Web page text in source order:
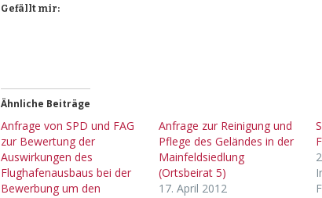
Gefällt mir:
Ähnliche Beiträge
Anfrage von SPD und FAG
zur Bewertung der
Auswirkungen des
Flughafenausbaus bei der
Bewerbung um den
Anfrage zur Reinigung und
Pflege des Geländes in der
Mainfeldsiedlung
(Ortsbeirat 5)
17. April 2012